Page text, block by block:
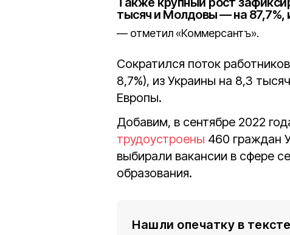
тысяч и Молдовы — на 87,7%,
отметил «Коммерсантъ».
Сократился поток
8,7%), из Украины на 8,3
Европы.
Добавим, в сентябре 2022
трудоустроены 460 граждан
выбирали вакансии в сфере
образования.
Нашли опечатку в